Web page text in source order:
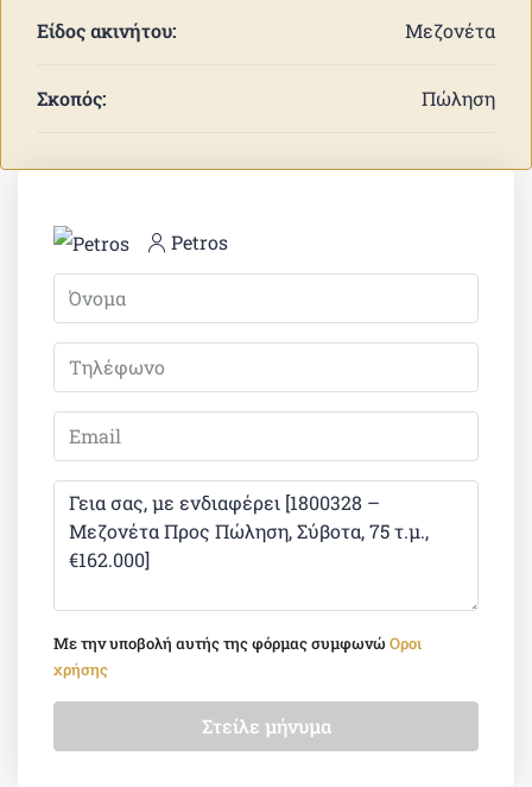
Είδος ακινήτου: Μεζονέτα
Σκοπός: Πώληση
Petros
Με την υποβολή αυτής της φόρμας συμφωνώ Οροι
χρήσης
Στείλε μήνυμα